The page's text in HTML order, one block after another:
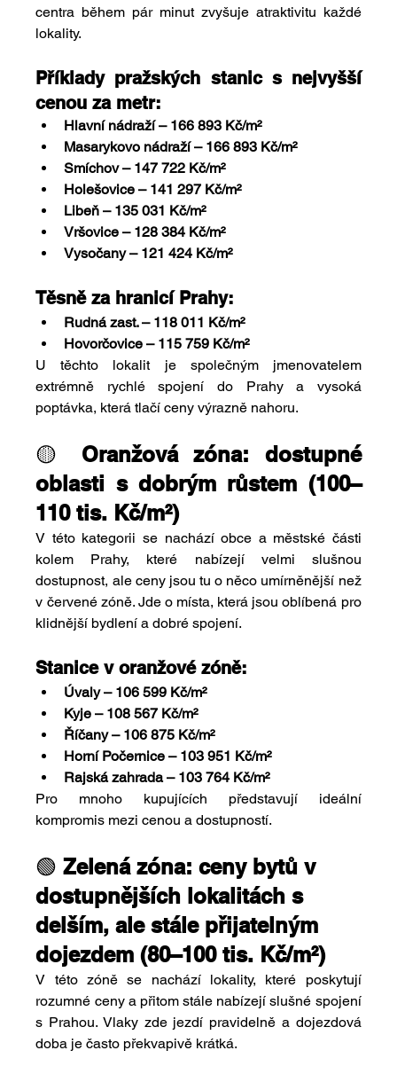
centra během pár minut zvyšuje atraktivitu každé
lokality.
Příklady pražských stanic s nejvyšší
cenou za metr:
Hlavní nádraží – 166 893 Kč/m²
Masarykovo nádraží – 166 893 Kč/m²
Smíchov – 147 722 Kč/m²
Holešovice – 141 297 Kč/m²
Libeň – 135 031 Kč/m²
Vršovice – 128 384 Kč/m²
Vysočany – 121 424 Kč/m²
Těsně za hranicí Prahy:
Rudná zast. – 118 011 Kč/m²
Hovorčovice – 115 759 Kč/m²
U těchto lokalit je společným jmenovatelem
extrémně rychlé spojení do Prahy a vysoká
poptávka, která tlačí ceny výrazně nahoru.
🟡 Oranžová zóna: dostupné
oblasti s dobrým růstem (100–
110 tis. Kč/m²)
V této kategorii se nachází obce a městské části
kolem Prahy, které nabízejí velmi slušnou
dostupnost, ale ceny jsou tu o něco umírněnější než
v červené zóně. Jde o místa, která jsou oblíbená pro
klidnější bydlení a dobré spojení.
Stanice v oranžové zóně:
Úvaly – 106 599 Kč/m²
Kyje – 108 567 Kč/m²
Říčany – 106 875 Kč/m²
Horní Počernice – 103 951 Kč/m²
Rajská zahrada – 103 764 Kč/m²
Pro mnoho kupujících představují ideální
kompromis mezi cenou a dostupností.
🟢 Zelená zóna: ceny bytů v
dostupnějších lokalitách s
delším, ale stále přijatelným
dojezdem (80–100 tis. Kč/m²)
V této zóně se nachází lokality, které poskytují
rozumné ceny a přitom stále nabízejí slušné spojení
s Prahou. Vlaky zde jezdí pravidelně a dojezdová
doba je často překvapivě krátká.